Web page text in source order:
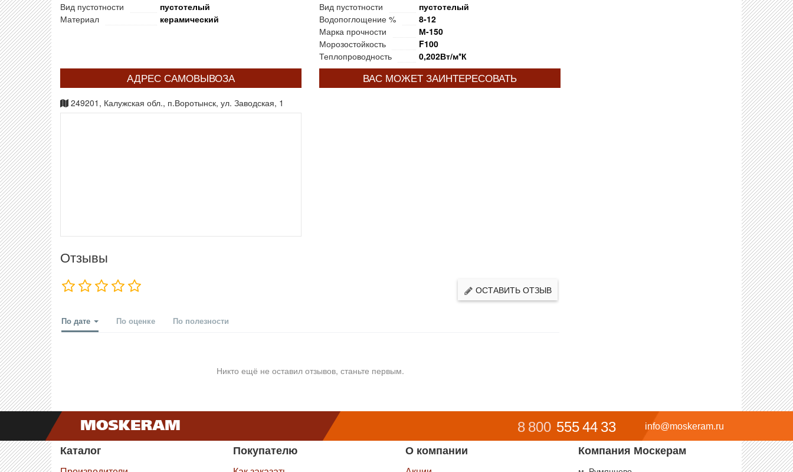
Вид пустотности
пустотелый
Материал
керамический
Вид пустотности
пустотелый
Водопоглощение %
8-12
Марка прочности
М-150
Морозостойкость
F100
Теплопроводность
0,202Вт/м*К
АДРЕС САМОВЫВОЗА
249201, Калужская обл., п.Воротынск, ул. Заводская, 1
ВАС МОЖЕТ ЗАИНТЕРЕСОВАТЬ
Отзывы
ОСТАВИТЬ ОТЗЫВ
По дате По оценке По полезности
Никто ещё не оставил отзывов, станьте первым.
info@moskeram.ru
8 800 555 44 33
Каталог Покупателю О компании Компания Москерам